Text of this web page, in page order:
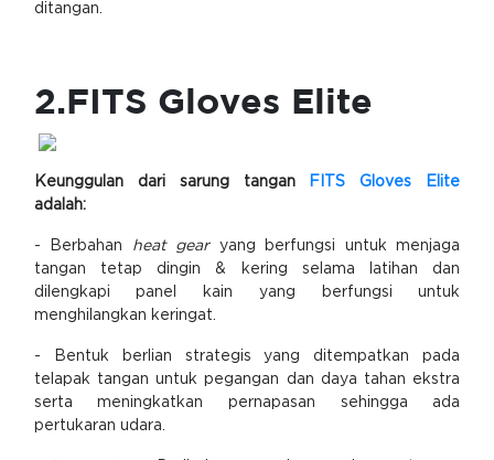
ditangan.
2.FITS Gloves Elite
Keunggulan dari sarung tanganFITS Gloves Elite
adalah:
- Berbahan heat gearyang berfungsi untuk menjaga
tangan tetap dingin & kering selama latihan dan
dilengkapi panel kain yang berfungsi untuk
menghilangkan keringat.
- Bentuk berlian strategis yang ditempatkan pada
telapak tangan untuk pegangan dan daya tahan ekstra
serta meningkatkan pernapasan sehingga ada
pertukaran udara.